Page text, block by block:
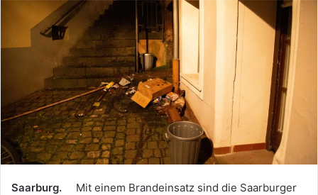
Saarburg.
Mit einem Brandeinsatz sind die Saarburger